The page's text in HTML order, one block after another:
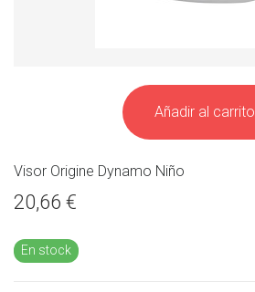
Añadir al carrito
Visor Origine Dynamo Niño
20,66 €
En stock